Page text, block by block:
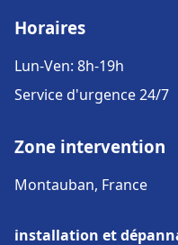
Horaires
Lun-Ven: 8h-19h
Service d'urgence 24/7
Zone intervention
Montauban, France
installation et